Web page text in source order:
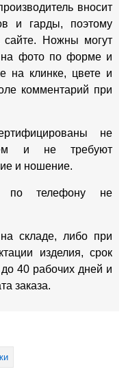
вносит
и гарды, поэтому
Ножны могут
на фото по форме и
на клинке, цвете и
комментарий при
не
и не требуют
и ношение.
по телефону не
складе, либо при
изделия, срок
40 рабочих дней и
заказа.